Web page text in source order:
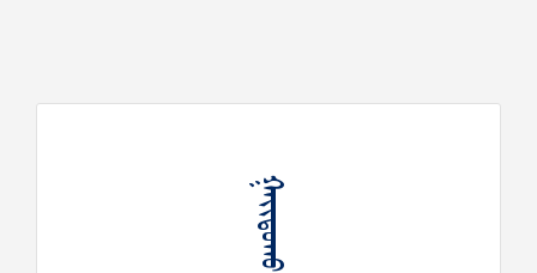
ᠭᠠᠶᠢᠲᠤᠬᠤ